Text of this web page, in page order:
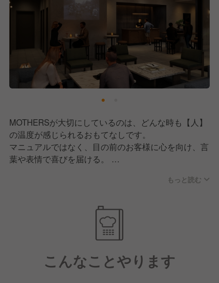
MOTHERSが大切にしているのは、どんな時も【人】
の温度が感じられるおもてなしです。
マニュアルではなく、目の前のお客様に心を向け、言
葉や表情で喜びを届ける。
そんな新しい挑戦を支えるのは、年齢や役職にとらわ
れないフラットなチーム。
MOTHERSでは一人ひとりの意見やアイデアを尊重
もっと読む
こんなことやります